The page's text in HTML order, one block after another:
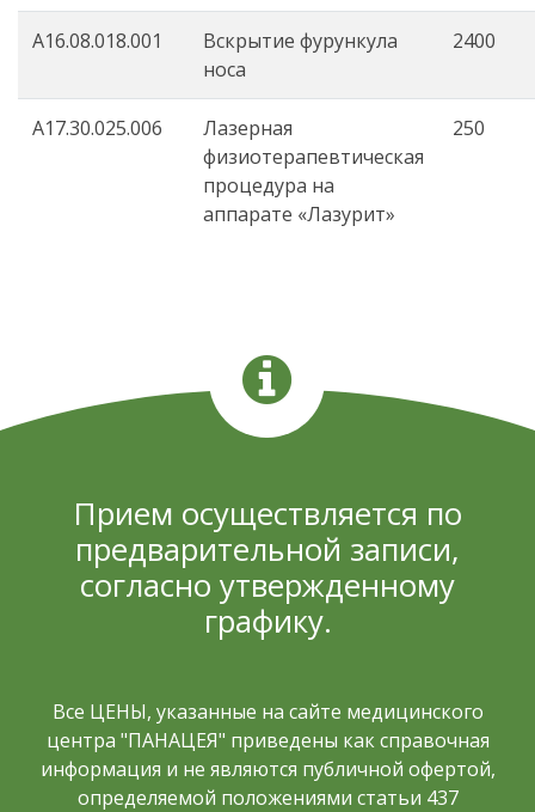
А16.08.018.001
Вскрытие фурункула
носа
2400
A17.30.025.006
Лазерная
физиотерапевтическая
процедура на
аппарате «Лазурит»
250
Прием осуществляется по
предварительной записи,
согласно утвержденному
графику.
Все ЦЕНЫ, указанные на сайте медицинского
центра "ПАНАЦЕЯ" приведены как справочная
информация и не являются публичной офертой,
определяемой положениями статьи 437